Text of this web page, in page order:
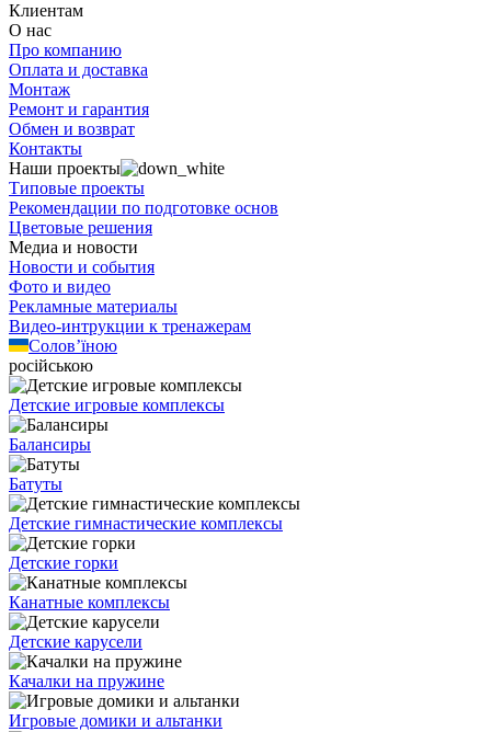
Клиентам
О нас
Про компанию
Оплата и доставка
Монтаж
Ремонт и гарантия
Обмен и возврат
Контакты
Наши проекты
Типовые проекты
Рекомендации по подготовке основ
Цветовые решения
Медиа и новости
Новости и события
Фото и видео
Рекламные материалы
Видео-интрукции к тренажерам
Солов’їною
російською
Детские игровые комплексы
Балансиры
Батуты
Детские гимнастические комплексы
Детские горки
Канатные комплексы
Детские карусели
Качалки на пружине
Игровые домики и альтанки